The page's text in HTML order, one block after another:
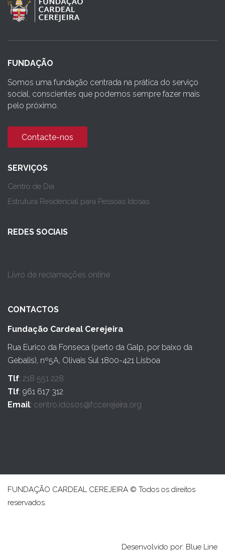
FUNDAÇÃO
Somos uma fundação centrada na prática do serviço
social, conscientes que podemos sempre fazer mais
pelo próximo.
Contacte-nos
SERVIÇOS
Centro de Dia
Estrutura Residencial para Pessoas Idosas
REDES SOCIAIS
Livro de reclamações online
CONTACTOS
Fundação Cardeal Cerejeira
Rua Eurico da Fonseca (perto da Galp, por baixo da
Gebalis), nº5A, Olivais Sul 1800-421 Lisboa
Tlf: 218 551 228
Tlf: 961 617 312
Email: centro.idosos@fccerejeira.org
FUNDAÇÃO CARDEAL CEREJEIRA © Todos os direitos
reservados.
Desenvolvido por: Blue Line